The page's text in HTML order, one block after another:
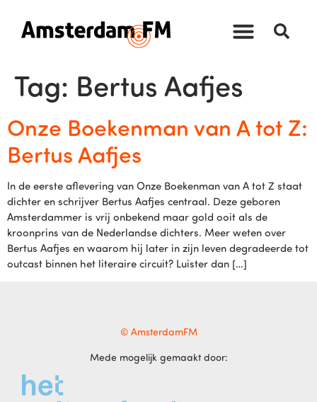
Tag: Bertus Aafjes
Onze Boekenman van A tot Z:
Bertus Aafjes
In de eerste aflevering van Onze Boekenman van A tot Z staat
dichter en schrijver Bertus Aafjes centraal. Deze geboren
Amsterdammer is vrij onbekend maar gold ooit als de
kroonprins van de Nederlandse dichters. Meer weten over
Bertus Aafjes en waarom hij later in zijn leven degradeerde tot
outcast binnen het literaire circuit? Luister dan […]
© AmsterdamFM
Mede mogelijk gemaakt door: